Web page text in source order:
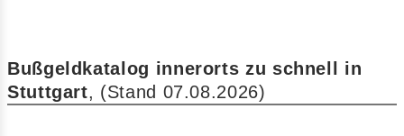
Bußgeldkatalog innerorts zu schnell in
Stuttgart, (Stand 07.08.2026)